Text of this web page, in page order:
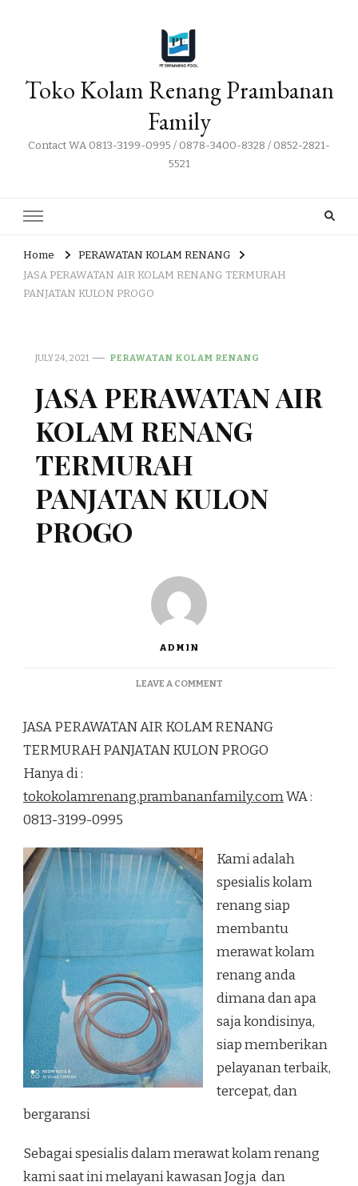
Toko Kolam Renang Prambanan
Family
Contact WA 0813-3199-0995 / 0878-3400-8328 / 0852-2821-
5521
Home
PERAWATAN KOLAM RENANG
JASA PERAWATAN AIR KOLAM RENANG TERMURAH
PANJATAN KULON PROGO
JULY 24, 2021 PERAWATAN KOLAM RENANG
JASA PERAWATAN AIR
KOLAM RENANG
TERMURAH
PANJATAN KULON
PROGO
ADMIN
LEAVE A COMMENTON
AIR
KOLAM
PANJATAN
KULON
JASA PERAWATAN AIR KOLAM RENANG
TERMURAH PANJATAN KULON PROGO
Hanya di :
tokokolamrenang.prambananfamily.comWA :
0813-3199-0995
Kami adalah
spesialis kolam
renang siap
membantu
merawat kolam
renang anda
dimana dan apa
saja kondisinya,
siap memberikan
pelayanan terbaik,
tercepat, dan
bergaransi
Sebagai spesialis dalam merawat kolam renang
kami saat ini melayani kawasan Jogja dan